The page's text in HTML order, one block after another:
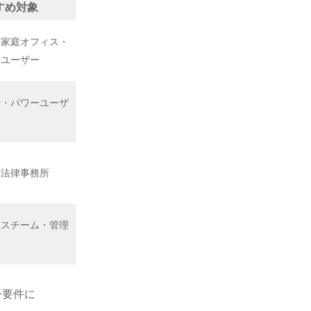
め対象
庭オフィス・
ーザー
パワーユーザ
律事務所
チーム・管理
件に